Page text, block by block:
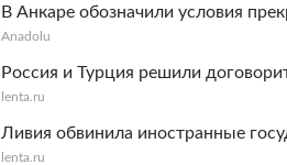
В Анкаре обозначили условия
Anadolu
Россия и Турция решили
lenta.ru
Ливия обвинила иностранные
lenta.ru